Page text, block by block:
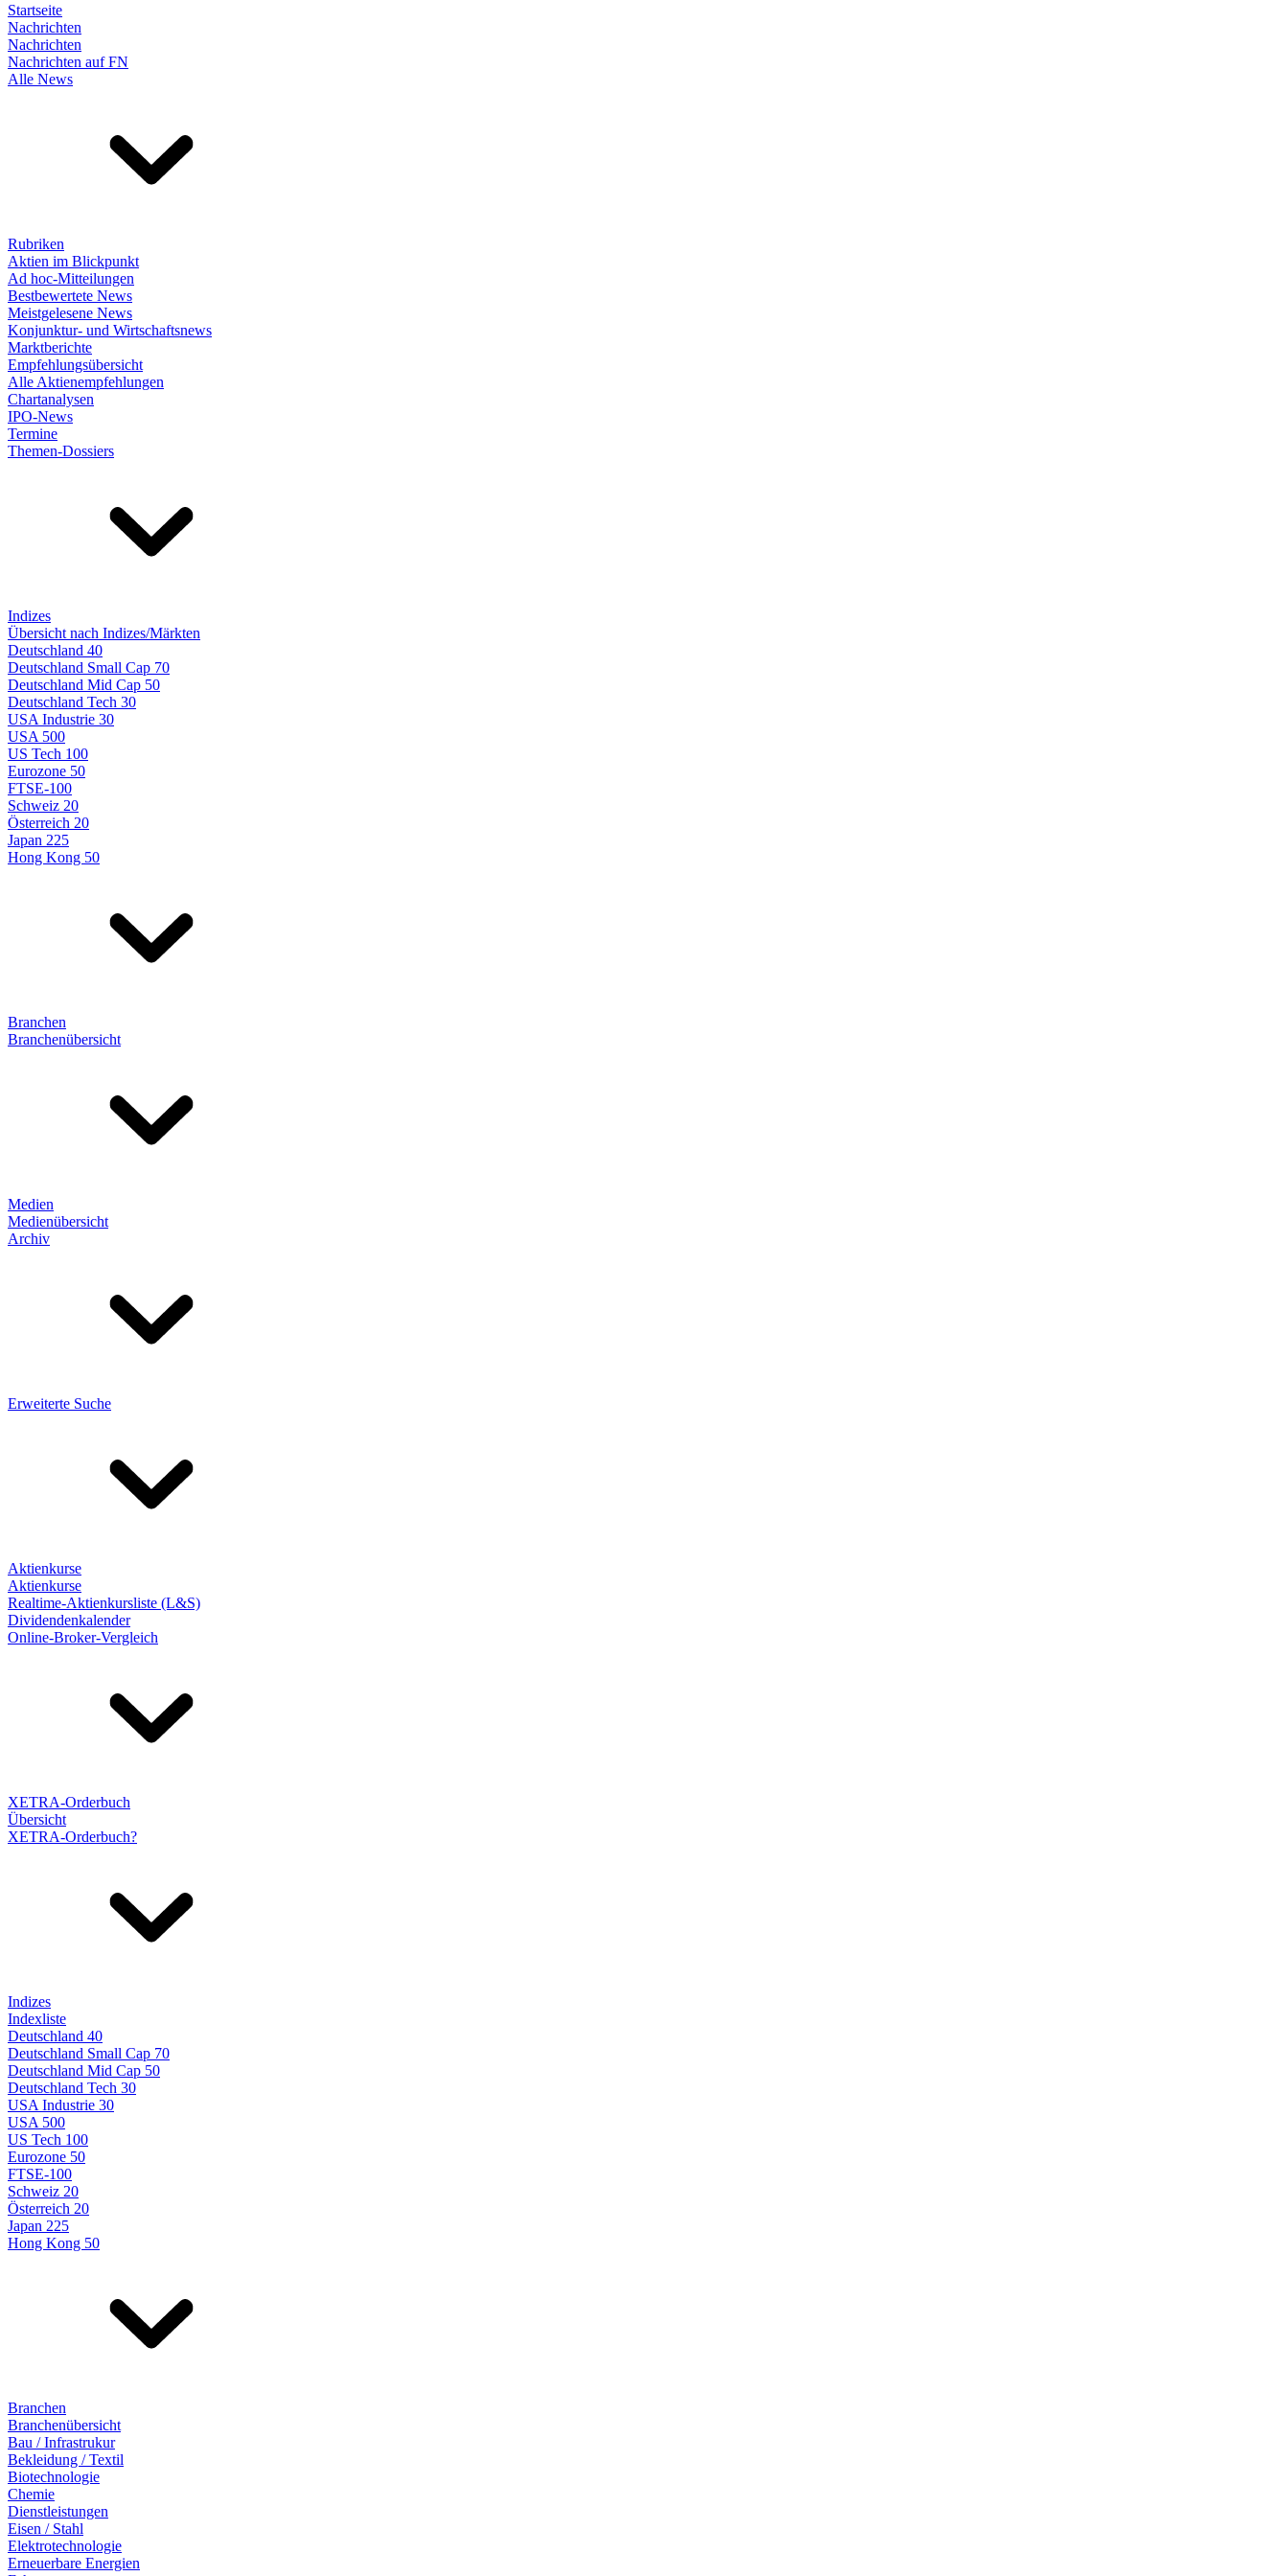
Startseite
Nachrichten
Nachrichten
Nachrichten auf FN
Alle News
Rubriken
Aktien im Blickpunkt
Ad hoc-Mitteilungen
Bestbewertete News
Meistgelesene News
Konjunktur- und Wirtschaftsnews
Marktberichte
Empfehlungsübersicht
Alle Aktienempfehlungen
Chartanalysen
IPO-News
Termine
Themen-Dossiers
Indizes
Übersicht nach Indizes/Märkten
Deutschland 40
Deutschland Small Cap 70
Deutschland Mid Cap 50
Deutschland Tech 30
USA Industrie 30
USA 500
US Tech 100
Eurozone 50
FTSE-100
Schweiz 20
Österreich 20
Japan 225
Hong Kong 50
Branchen
Branchenübersicht
Medien
Medienübersicht
Archiv
Erweiterte Suche
Aktienkurse
Aktienkurse
Realtime-Aktienkursliste (L&S)
Dividendenkalender
Online-Broker-Vergleich
XETRA-Orderbuch
Übersicht
XETRA-Orderbuch?
Indizes
Indexliste
Deutschland 40
Deutschland Small Cap 70
Deutschland Mid Cap 50
Deutschland Tech 30
USA Industrie 30
USA 500
US Tech 100
Eurozone 50
FTSE-100
Schweiz 20
Österreich 20
Japan 225
Hong Kong 50
Branchen
Branchenübersicht
Bau / Infrastrukur
Bekleidung / Textil
Biotechnologie
Chemie
Dienstleistungen
Eisen / Stahl
Elektrotechnologie
Erneuerbare Energien